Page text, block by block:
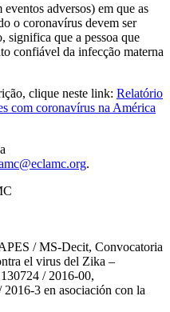
adversos) em que as
o coronavírus devem ser
significa que a pessoa que
confiável da infecção materna
clique neste link: Relatório
com coronavírus na América
.
/ MS-Decit, Convocatoria
el virus del Zika –
/ 2016-00,
3 en asociación con la